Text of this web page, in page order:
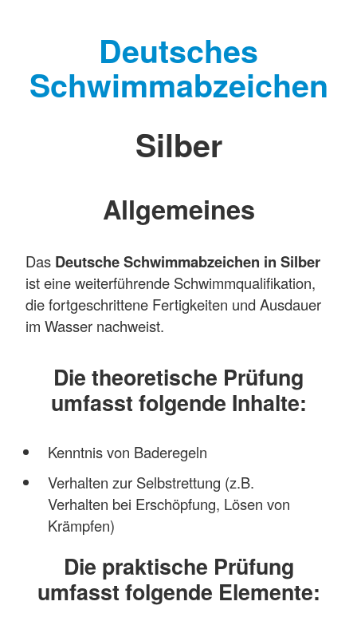
Deutsches
Schwimmabzeichen
Silber
Allgemeines
Das Deutsche Schwimmabzeichen in Silber
ist eine weiterführende Schwimmqualifikation,
die fortgeschrittene Fertigkeiten und Ausdauer
im Wasser nachweist.
Die theoretische Prüfung
umfasst folgende Inhalte:
Kenntnis von Baderegeln
Verhalten zur Selbstrettung (z.B.
Verhalten bei Erschöpfung, Lösen von
Krämpfen)
Die praktische Prüfung
umfasst folgende Elemente: